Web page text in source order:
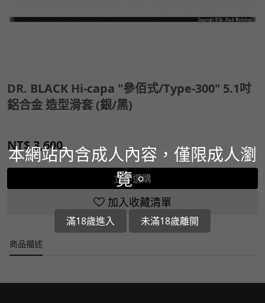
DR. BLACK Hi-capa "參佰式/Type-300" 5.1吋
鋁合金 造型滑套 (銀/黑)
NT$3,600
立即選購
加入收藏清單
商品描述
本網站內含成人內容，僅限成人瀏
覽。
滿18歲進入 未滿18歲離開